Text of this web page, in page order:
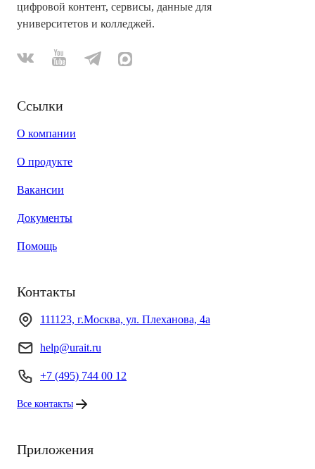
цифровой контент, сервисы, данные для
университетов и колледжей.
Ссылки
О компании
О продукте
Вакансии
Документы
Помощь
Контакты
111123, г.Москва, ул. Плеханова, 4а
help@urait.ru
+7 (495) 744 00 12
Все контакты
Приложения